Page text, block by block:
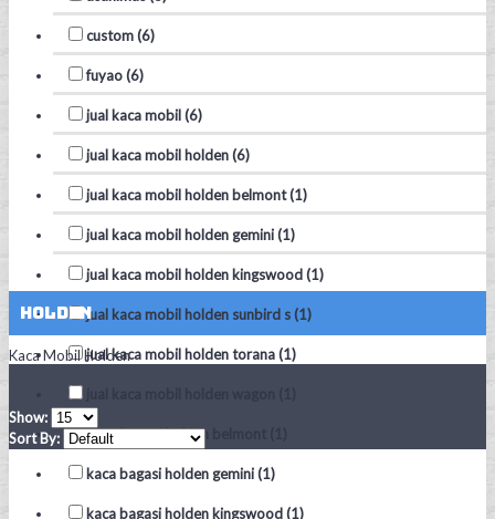
custom (6)
fuyao (6)
jual kaca mobil (6)
jual kaca mobil holden (6)
jual kaca mobil holden belmont (1)
jual kaca mobil holden gemini (1)
jual kaca mobil holden kingswood (1)
jual kaca mobil holden sunbird s (1)
jual kaca mobil holden torana (1)
kaca bagasi holden belmont (1)
kaca bagasi holden gemini (1)
kaca bagasi holden kingswood (1)
Holden
Kaca Mobil Holden
Show:
Sort By: